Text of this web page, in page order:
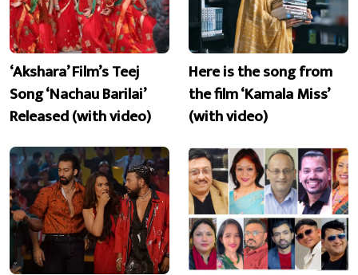
‘Akshara’ Film’s Teej
Song ‘Nachau Barilai’
Released (with video)
Here is the song from
the film ‘Kamala Miss’
(with video)